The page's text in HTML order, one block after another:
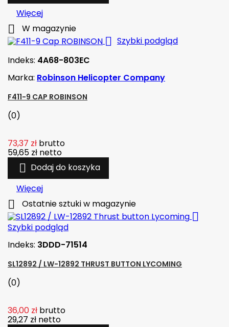
Więcej
 W magazynie
 Szybki podgląd
Indeks: 4A68-803EC
Marka: Robinson Helicopter Company
F411-9 CAP ROBINSON
(0)
73,37 zł brutto
59,65 zł netto
 Dodaj do koszyka
Więcej
 Ostatnie sztuki w magazynie

Szybki podgląd
Indeks: 3DDD-71514
SL12892 / LW-12892 THRUST BUTTON LYCOMING
(0)
36,00 zł brutto
29,27 zł netto